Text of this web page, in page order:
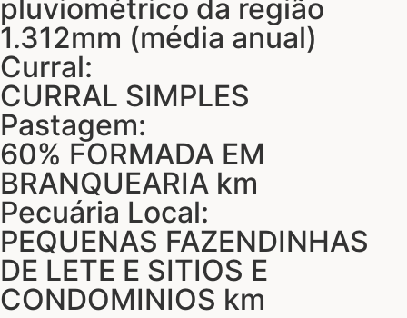
pluviométrico da região
1.312mm (média anual)
Curral:
CURRAL SIMPLES
Pastagem:
60% FORMADA EM
BRANQUEARIA km
Pecuária Local:
PEQUENAS FAZENDINHAS
DE LETE E SITIOS E
CONDOMINIOS km